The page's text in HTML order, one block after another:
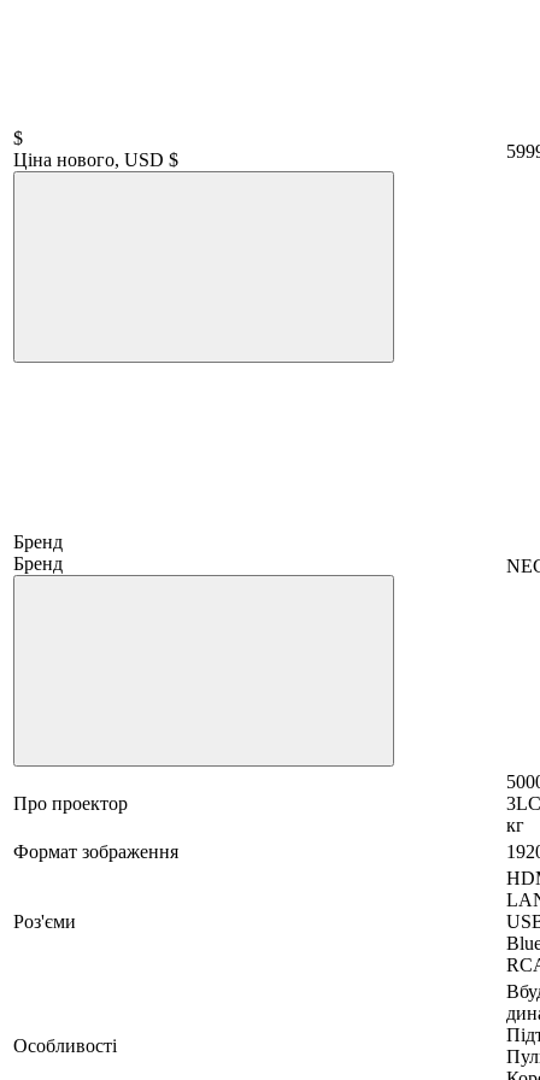
$
Ціна нового, USD $
Бренд
Бренд
Про проектор
кг
Формат зображення
Роз'єми
Особливості